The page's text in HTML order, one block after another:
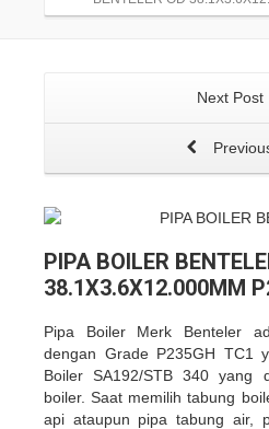
Next Post
PIPA BOILER
38.1X3.6X12.000MM
Pipa Boiler Merk Benteler
dengan Grade P235GH TC1
Boiler SA192/STB 340 yang
boiler.Saat memilih tabung
api ataupun pipa tabung air,